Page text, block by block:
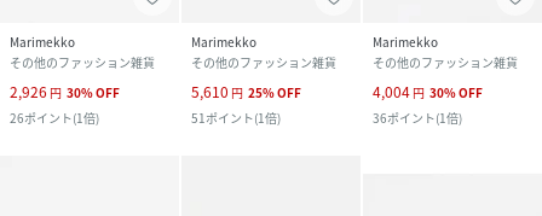
Marimekko
その他のファッション雑貨
2,926 円 30%OFF
26ポイント(1倍)
Marimekko
その他のファッション雑貨
5,610 円 25%OFF
51 ポイント(1倍)
Marimekko
その他のファッション雑貨
4,004 円 30%OFF
36ポイント(1倍)